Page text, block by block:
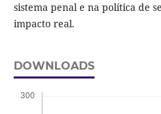
sistema penal e na política de
impacto real.
DOWNLOADS